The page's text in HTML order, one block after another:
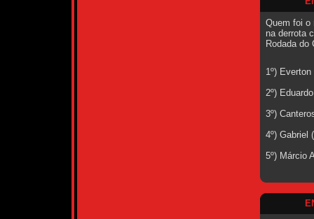
Quem foi o
na derrota
Rodada do
1º)
2º)
3º)
4º) Gabriel
5º) Márcio